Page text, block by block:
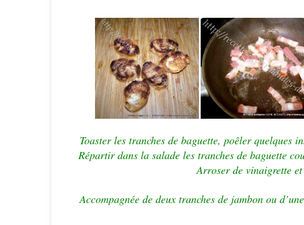
Toaster les tranches de baguette, poêler quelques
Répartir dans la salade les tranches de baguette
Arroser de vinaigrette
Accompagnée de deux tranches de jambon ou